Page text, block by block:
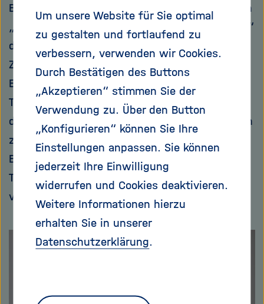
Biowaffenkonvention erarbeiten und über einen
„hippokratischen Eid für Naturwissenschaftler“
diskutieren. Die Vorzeichen standen gut: Das
Zentralkomitee der Sozialistischen
Einheitspartei Deutschland (SED) hatte die
Tagung im Mai 1989 genehmigt, die Akademie
der Wissenschaften hatte zugesagt, die Kosten
zu übernehmen, das Außenministerium hatte
Einladungen verschickt und war bereit, den
Tagungsband zu finanzieren und weltweit zu
verteilen.
Um unsere Website für Sie optimal
zu gestalten und fortlaufend zu
verbessern, verwenden wir Cookies.
Durch Bestätigen des Buttons
„Akzeptieren“ stimmen Sie der
Verwendung zu. Über den Button
„Konfigurieren“ können Sie Ihre
Einstellungen anpassen. Sie können
jederzeit Ihre Einwilligung
widerrufen und Cookies deaktivieren.
Weitere Informationen hierzu
erhalten Sie in unserer
Datenschutzerklärung.